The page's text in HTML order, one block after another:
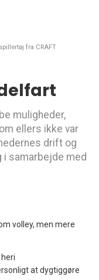
fra CRAFT
muligheder,
ellers ikke var
drift og
samarbejde med
volley, men mere
at dygtiggøre